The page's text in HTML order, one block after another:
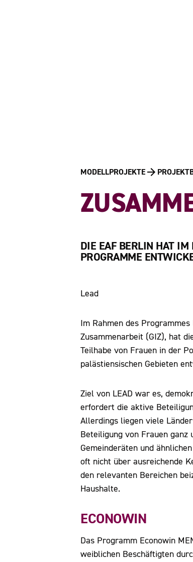
MODELLPROJEKTE
DIE EAF BERLIN HAT IM
PROGRAMME
Lead
Im Rahmen des
Zusammenarbeit (GIZ), hat
Teilhabe von Frauen in der
palästiensischen Gebieten
Ziel von LEAD war es,
erfordert die aktive
Allerdings liegen viele
Beteiligung von Frauen ganz
Gemeinderäten und
oft nicht über ausreichende
den relevanten Bereichen
Haushalte.
ECONOWIN
Das Programm Econowin
weiblichen Beschäftigten